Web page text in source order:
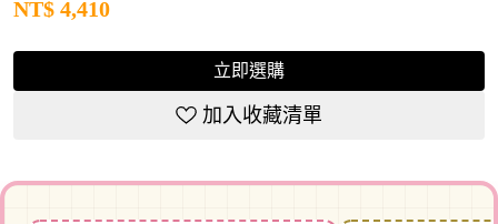
NT$ 4,410
立即選購
加入收藏清單